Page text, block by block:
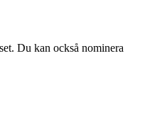
Du kan också nominera